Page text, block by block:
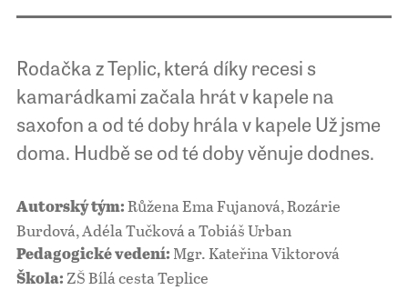
Rodačka z Teplic, která díky recesi s
kamarádkami začala hrát v kapele na
saxofon a od té doby hrála v kapele Už jsme
doma. Hudbě se od té doby věnuje dodnes.
Autorský tým: Růžena Ema Fujanová, Rozárie
Burdová, Adéla Tučková a Tobiáš Urban
Pedagogické vedení: Mgr. Kateřina Viktorová
Škola: ZŠ Bílá cesta Teplice